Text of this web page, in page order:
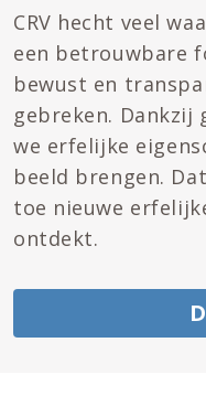
CRV hecht veel
een betrouwbare
bewust en
gebreken. Dankzij
we erfelijke
beeld brengen.
toe nieuwe
ontdekt.